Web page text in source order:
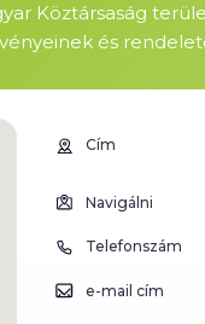
Köztársaság
és
Cím
Navigálni
Telefonszám
e-mail cím